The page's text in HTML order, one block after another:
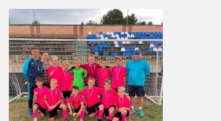
17:09, 4.08.2026